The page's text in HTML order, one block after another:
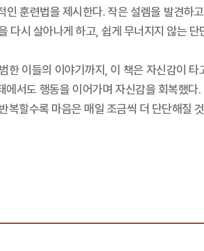
훈련법을 제시한다. 작은 설렘을 발견하
다시 살아나게 하고, 쉽게 무너지지 않는 단
이들의 이야기까지, 이 책은 자신감이
서도 행동을 이어가며 자신감을 회복했
복할수록 마음은 매일 조금씩 더 단단해질